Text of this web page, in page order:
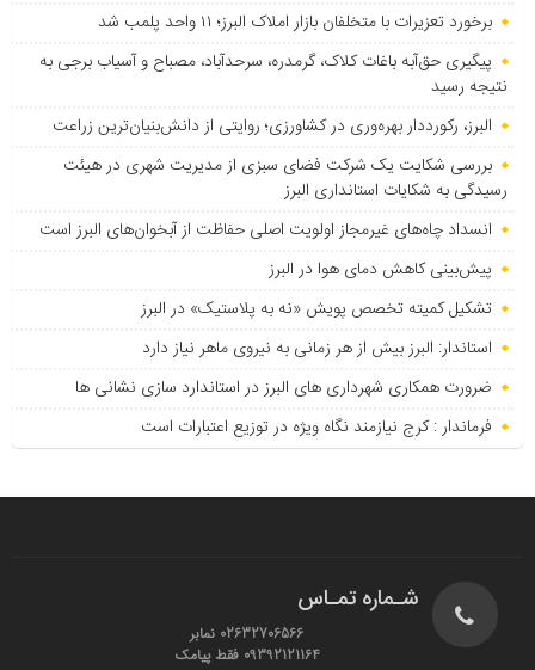
برخورد تعزیرات با متخلفان بازار املاک البرز؛ ۱۱ واحد پلمب شد
پیگیری حق‌آبه باغات کلاک، گرمدره، سرحدآباد، مصباح و آسیاب برجی به
نتیجه رسید
البرز، رکورددار بهره‌وری در کشاورزی؛ روایتی از دانش‌بنیان‌ترین زراعت
بررسی شکایت یک شرکت فضای سبزی از مدیریت شهری در هیئت
رسیدگی به شکایات استانداری البرز
انسداد چاه‌های غیرمجاز اولویت اصلی حفاظت از آبخوان‌های البرز است
پیش‌بینی کاهش دمای هوا در البرز
تشکیل کمیته تخصص پویش «نه به پلاستیک» در البرز
استاندار: البرز بیش از هر زمانی به نیروی ماهر نیاز دارد
ضرورت همکاری شهرداری های البرز در استاندارد سازی نشانی ها
فرماندار : کرج نیازمند نگاه ویژه در توزیع اعتبارات است
شـماره تمـاس
02632706566 نمابر
09392121164 فقط پیامک